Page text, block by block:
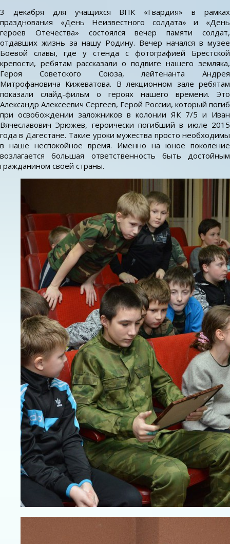
3 декабря для учащихся ВПК «Гвардия» в рамках
празднования «День Неизвестного солдата» и «День
героев Отечества» состоялся вечер памяти солдат,
отдавших жизнь за нашу Родину. Вечер начался в музее
Боевой славы, где у стенда с фотографией Брестской
крепости, ребятам рассказали о подвиге нашего земляка,
Героя Советского Союза, лейтенанта Андрея
Митрофановича Кижеватова. В лекционном зале ребятам
показали слайд-фильм о героях нашего времени. Это
Александр Алексеевич Сергеев, Герой России, который погиб
при освобождении заложников в колонии ЯК 7/5 и Иван
Вячеславович Эрюжев, героически погибший в июле 2015
года в Дагестане. Такие уроки мужества просто необходимы
в наше неспокойное время. Именно на юное поколение
возлагается большая ответственность быть достойным
гражданином своей страны.